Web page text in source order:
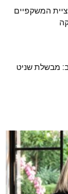
המשקפיים
מבשלת שניט